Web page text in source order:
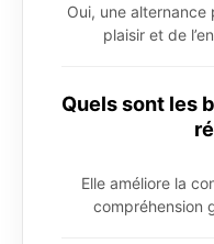
Oui, une
plaisir et de
Quels sont les
Elle améliore la
compréhension